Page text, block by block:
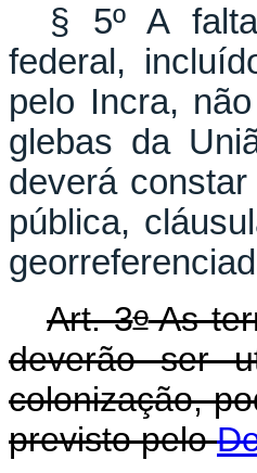
§ 5º A
federal,
pelo Incra,
glebas da
deverá
pública,
Art. 3oAs
deverão ser
colonização,
previsto pelo